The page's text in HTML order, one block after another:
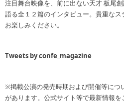
注目舞台映像を、前に出ない天才 板尾
語る全１２篇のインタビュー。貴重な
お楽しみください。
Tweets by confe_magazine
※掲載公演の発売時期および開催等につ
があります。公式サイト等で最新情報